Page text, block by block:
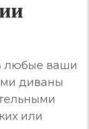
любые ваши
диваны
или